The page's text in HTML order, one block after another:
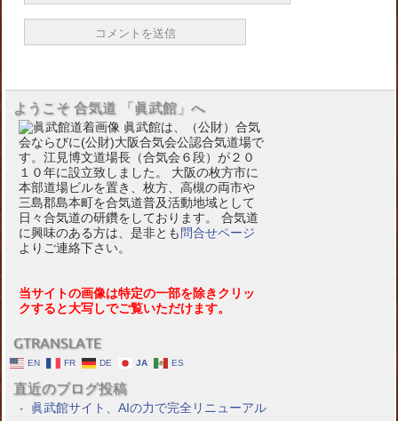
ようこそ 合気道 「眞武館」へ
眞武館は、（公財）合気
会ならびに(公財)大阪合気会公認合気道場で
す。江見博文道場長（合気会６段）が２０
１０年に設立致しました。 大阪の枚方市に
本部道場ビルを置き、枚方、高槻の両市や
三島郡島本町を合気道普及活動地域として
日々合気道の研鑽をしております。 合気道
に興味のある方は、是非とも 問合せページ
よりご連絡下さい。
当サイトの画像は特定の一部を除きクリッ
クすると大写しでご覧いただけます。
GTRANSLATE
EN FR DE JA ES
直近のブログ投稿
眞武館サイト、AIの力で完全リニューアル